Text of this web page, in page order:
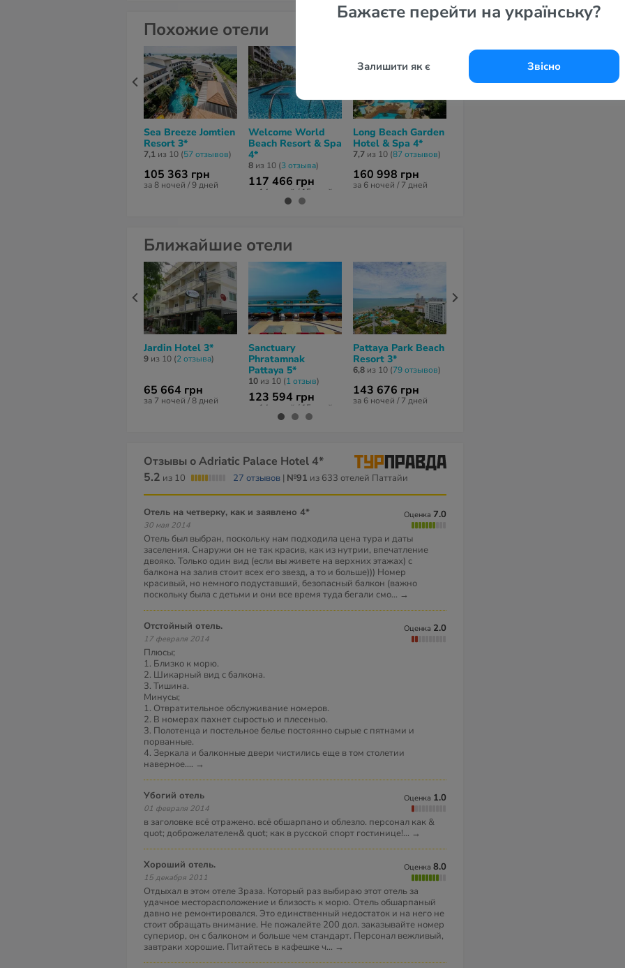
Бажаєте перейти на українську?
Залишити як є Звісно
Похожие отели
Sea Breeze Jomtien
Resort 3*
7,1 из 10 (57 отзывов)
105 363 грн
за 8 ночей / 9 дней
Welcome World
Beach Resort & Spa
4*
8 из 10 (3 отзывa)
117 466 грн
за 14 ночей / 15 дней
Long Beach Garden
Hotel & Spa 4*
7,7 из 10 (87 отзывов)
160 998 грн
за 6 ночей / 7 дней
Ближайшие отели
Jardin Hotel 3*
9 из 10 (2 отзывa)
65 664 грн
за 7 ночей / 8 дней
Sanctuary
Phratamnak
Pattaya 5*
10 из 10 (1 отзыв)
123 594 грн
за 14 ночей / 15 дней
Pattaya Park Beach
Resort 3*
6,8 из 10 (79 отзывов)
143 676 грн
за 6 ночей / 7 дней
Отзывы о Adriatic Palace Hotel 4*
5.2 из 10 27 отзывов | №91 из 633 отелей Паттайи
Отель на четверку, как и заявлено 4*
30 мая 2014
Оценка
7.0
Отель был выбран, поскольку нам подходила цена тура и даты
заселения. Снаружи он не так красив, как из нутрии, впечатление
двояко. Только один вид (если вы живете на верхних этажах) с
балкона на залив стоит всех его звезд, а то и больше))) Номер
красивый, но немного подуставший, безопасный балкон (важно
поскольку была с детьми и они все время туда бегали смо... →
Отстойный отель.
17 февраля 2014
Оценка
2.0
Плюсы;
1. Близко к морю.
2. Шикарный вид с балкона.
3. Тишина.
Минусы;
1. Отвратительное обслуживание номеров.
2. В номерах пахнет сыростью и плесенью.
3. Полотенца и постельное белье постоянно сырые с пятнами и
порванные.
4. Зеркала и балконные двери чистились еще в том столетии
наверное.... →
убогий отель
01 февраля 2014
Оценка
1.0
в заголовке всё отражено. всё обшарпано и облезло. персонал как &
quot; доброжелателен& quot; как в русской спорт гостинице!... →
Хороший отель.
15 декабря 2011
Оценка
8.0
Отдыхал в этом отеле 3раза. Который раз выбираю этот отель за
удачное месторасположение и близость к морю. Отель обшарпаный
давно не ремонтировался. Это единственный недостаток и на него не
стоит обращать внимание. Не пожалейте 200 дол. заказывайте номер
супериор, он с балконом и больше чем стандарт. Персонал вежливый,
завтраки хорошие. Питайтесь в кафешке ч... →